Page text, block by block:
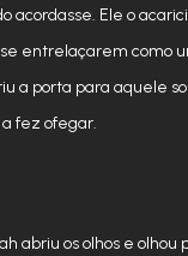
acordasse. Ele o
entrelaçarem como
a porta para aquele
fez ofegar.
abriu os olhos e olhou